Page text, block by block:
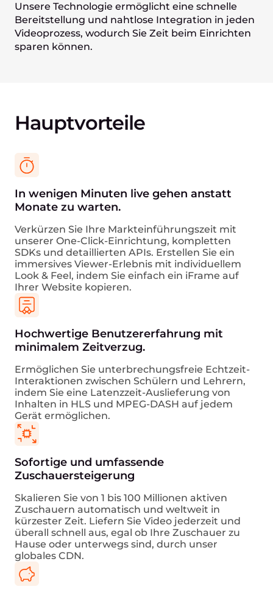
Unsere Technologie ermöglicht eine schnelle
Bereitstellung und nahtlose Integration in jeden
Videoprozess, wodurch Sie Zeit beim Einrichten
sparen können.
Hauptvorteile
In wenigen Minuten live gehen anstatt
Monate zu warten.
Verkürzen Sie Ihre Markteinführungszeit mit
unserer One-Click-Einrichtung, kompletten
SDKs und detaillierten APIs. Erstellen Sie ein
immersives Viewer-Erlebnis mit individuellem
Look & Feel, indem Sie einfach ein iFrame auf
Ihrer Website kopieren.
Hochwertige Benutzererfahrung mit
minimalem Zeitverzug.
Ermöglichen Sie unterbrechungsfreie Echtzeit-
Interaktionen zwischen Schülern und Lehrern,
indem Sie eine Latenzzeit-Auslieferung von
Inhalten in HLS und MPEG-DASH auf jedem
Gerät ermöglichen.
Sofortige und umfassende
Zuschauersteigerung
Skalieren Sie von 1 bis 100 Millionen aktiven
Zuschauern automatisch und weltweit in
kürzester Zeit. Liefern Sie Video jederzeit und
überall schnell aus, egal ob Ihre Zuschauer zu
Hause oder unterwegs sind, durch unser
globales CDN.